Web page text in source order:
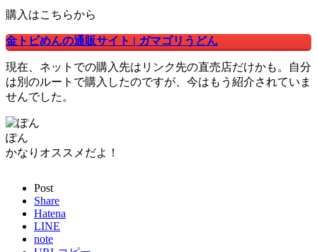
購入はこちらから
金トビめんの通販サイト | ガマゴリうどん
現在、ネットでの購入先はリンク先の直売店だけかも。自分
は別のルートで購入したのですが、今はもう紹介されていま
せんでした。
ぽん
かなりオススメだよ！
Post
Share
Hatena
LINE
note